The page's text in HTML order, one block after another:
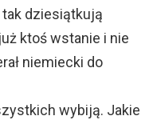
dziesiątkują
ktoś wstanie i nie
niemiecki do
wybiją. Jakie